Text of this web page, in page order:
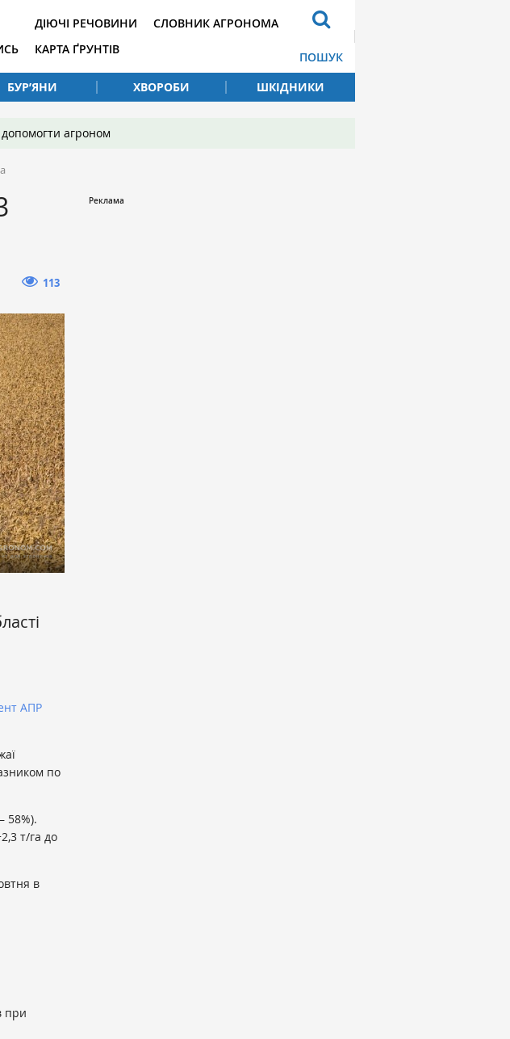
ДІЮЧІ РЕЧОВИНИ
КАРТА ҐРУНТІВ
СЛОВНИК АГРОНОМА
ПОШУК
БУР’ЯНИ ХВОРОБИ ШКІДНИКИ
агроном
113
АПР
по
58%).
т/га до
в
при